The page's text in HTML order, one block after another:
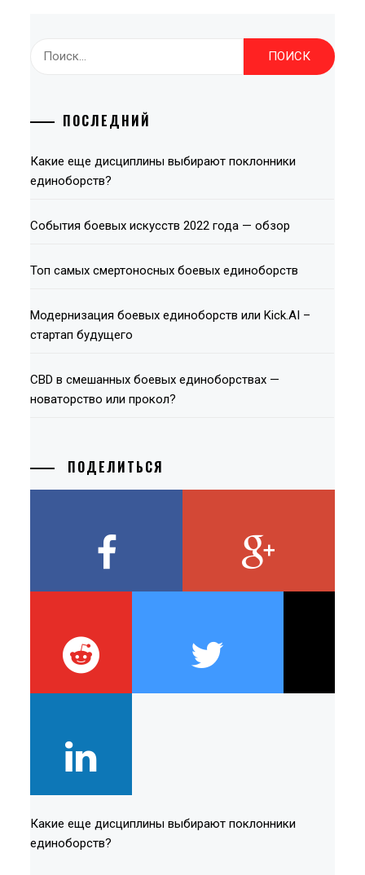
ПОСЛЕДНИЙ
Какие еще дисциплины выбирают поклонники
единоборств?
События боевых искусств 2022 года — обзор
Топ самых смертоносных боевых единоборств
Модернизация боевых единоборств или Kick.AI –
стартап будущего
СВD в смешанных боевых единоборствах —
новаторство или прокол?
ПОДЕЛИТЬСЯ
Какие еще дисциплины выбирают поклонники
единоборств?